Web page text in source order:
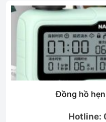
Đồng hồ
Hotline: